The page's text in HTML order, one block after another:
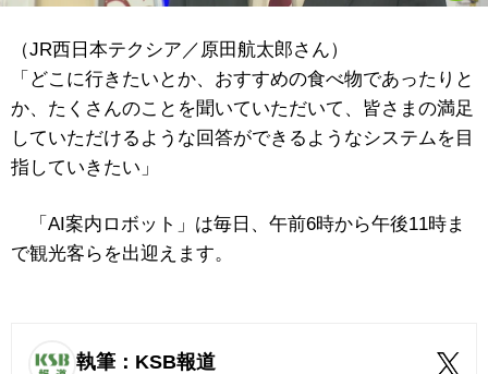
（JR西日本テクシア／原田航太郎さん）
「どこに行きたいとか、おすすめの食べ物であったりと
か、たくさんのことを聞いていただいて、皆さまの満足
していただけるような回答ができるようなシステムを目
指していきたい」
「AI案内ロボット」は毎日、午前6時から午後11時ま
で観光客らを出迎えます。
執筆：KSB報道